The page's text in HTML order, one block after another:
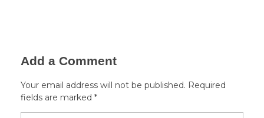
Add a Comment
Your email address will not be published. Required
fields are marked *